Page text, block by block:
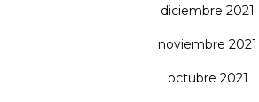
diciembre 2021
noviembre 2021
octubre 2021